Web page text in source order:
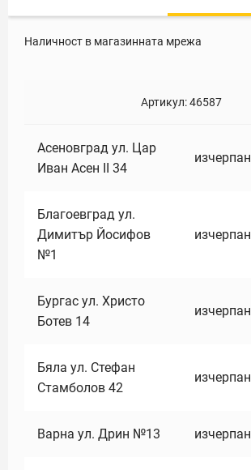
Наличност в магазинната мрежа
Артикул:46587
Асеновград ул. Цар
Иван Асен II 34
изчерпан
Благоевград ул.
Димитър Йосифов
№1
изчерпан
Бургас ул. Христо
Ботев 14
изчерпан
Бяла ул. Стефан
Стамболов 42
изчерпан
Варна ул. Дрин №13 изчерпан